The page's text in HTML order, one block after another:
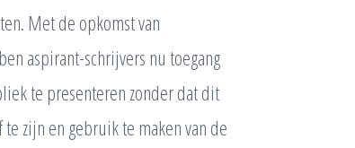
Met de opkomst van
aspirant-schrijvers nu toegang
te presenteren zonder dat dit
zijn en gebruik te maken van de